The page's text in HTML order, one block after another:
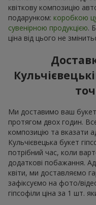
квіткову композицію
подарунком: коробкою
сувенірною продукцією.
ціна від цього не
Ми доставимо ваш букет
протягом двох годин.
композицію та вказати
Кульчієвецька букет
потрібний час, коли
додаткові побажання.
квіти, ми доставляємо
зафіксуємо на фото/
гіпсофіли ціна за 1 шт.